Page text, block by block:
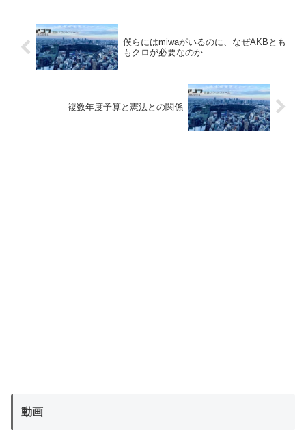
僕らにはmiwaがいるのに、なぜAKBとも
もクロが必要なのか
複数年度予算と憲法との関係
動画